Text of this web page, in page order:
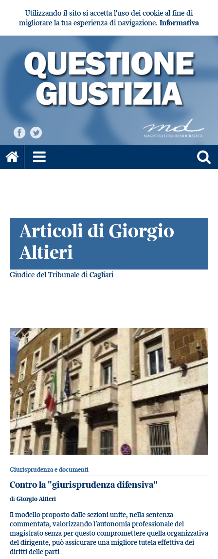
Utilizzando il sito si accetta l'uso dei cookie al fine di
migliorare la tua esperienza di navigazione. Informativa
Articoli di Giorgio
Altieri
Giudice del Tribunale di Cagliari
Giurisprudenza e documenti
Contro la "giurisprudenza difensiva"
di Giorgio Altieri
Il modello proposto dalle sezioni unite, nella sentenza
commentata, valorizzando l’autonomia professionale del
magistrato senza per questo compromettere quella organizzativa
del dirigente, può assicurare una migliore tutela effettiva dei
diritti delle parti